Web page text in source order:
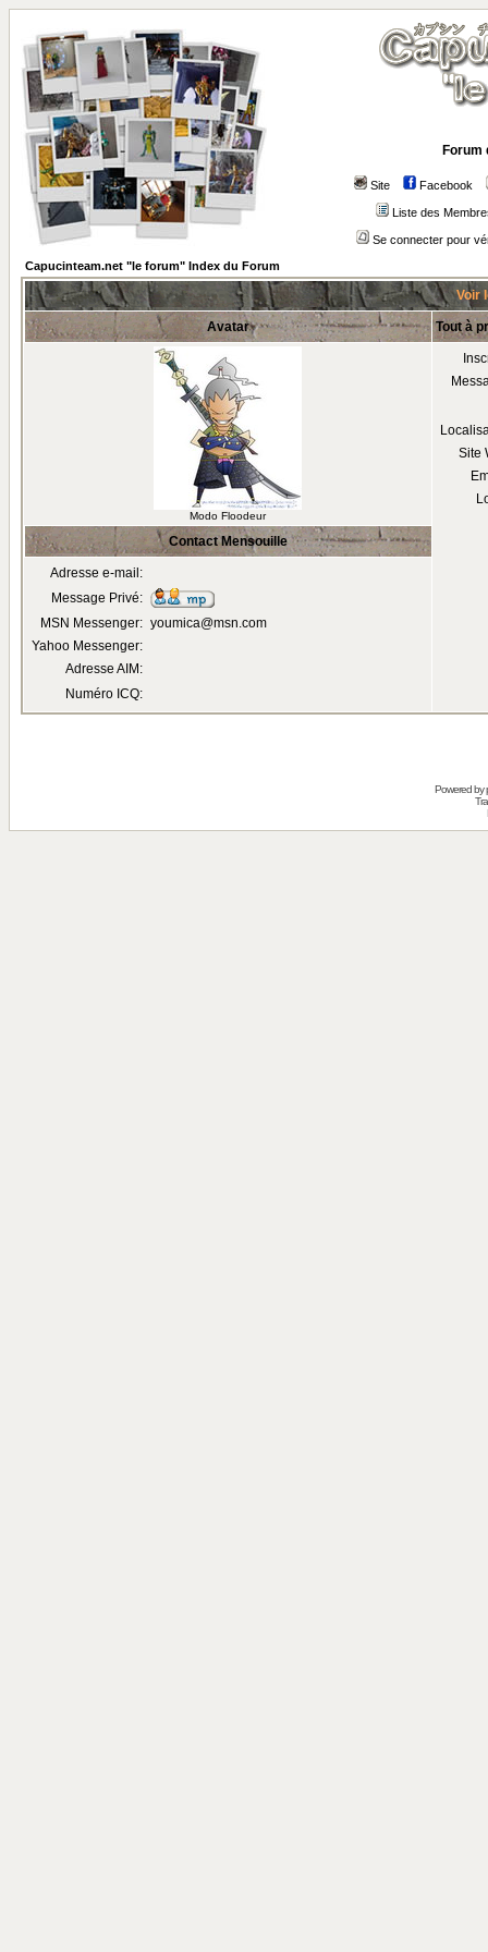
Forum
Site Facebook
Liste des
Se connecter pour
Capucinteam.net "le forum" Index du Forum
Voir
Avatar Tout à
Modo Floodeur
Site
Contact Mensouille
Adresse e-mail:
Message Privé:
MSN Messenger: youmica@msn.com
Yahoo Messenger:
Adresse AIM:
Numéro ICQ:
Powered by